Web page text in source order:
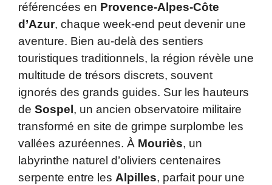
référencées en Provence-Alpes-Côte
d’Azur, chaque week-end peut devenir une
aventure. Bien au-delà des sentiers
touristiques traditionnels, la région révèle une
multitude de trésors discrets, souvent
ignorés des grands guides. Sur les hauteurs
de Sospel , un ancien observatoire militaire
transformé en site de grimpe surplombe les
vallées azuréennes. À Mouriès, un
labyrinthe naturel d’oliviers centenaires
serpente entre les Alpilles, parfait pour une